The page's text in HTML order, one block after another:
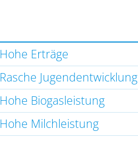
Hohe Erträge
Rasche Jugendentwicklung
Hohe Biogasleistung
Hohe Milchleistung